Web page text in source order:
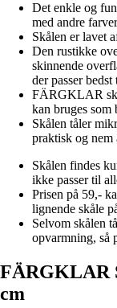
Det enkle og
med andre
Skålen er lavet
Den rustikke
skinnende
der passer
FÄRGKLAR
kan bruges som
Skålen tåler
praktisk og nem
Skålen findes
ikke passer til
Prisen på 59,-
lignende skåle
Selvom skålen
opvarmning, så
FÄRGKLAR
cm